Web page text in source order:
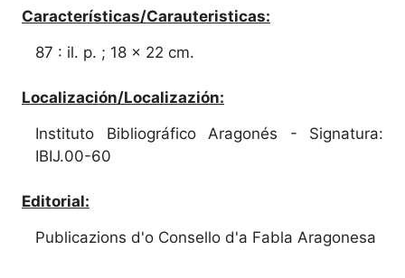
Características/Carauteristicas:
87 : il. p. ; 18 x 22 cm.
Localización/Localizazión:
Instituto Bibliográfico Aragonés - Signatura:
IBIJ.00-60
Editorial:
Publicazions d'o Consello d'a Fabla Aragonesa